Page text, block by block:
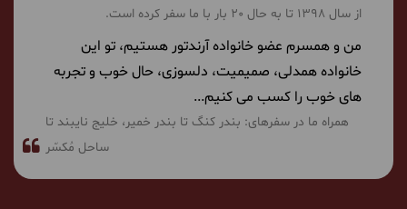
از سال 1398 تا به حال 20 بار با ما سفر کرده است.
من و همسرم عضو خانواده آرندتور هستیم، تو این
خانواده همدلی، صمیمیت، دلسوزی، حال خوب و تجربه
های خوب را کسب می کنیم...
همراه ما در سفرهای: بندر کنگ تا بندر خمیر
خلیج نایبند تا
ساحل مُکسّر